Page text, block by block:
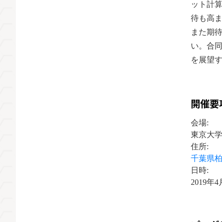
ット計
待も高
また期
い。合
を展望
開催要
会場:
東京大
住所:
千葉県
日時:
2019年4